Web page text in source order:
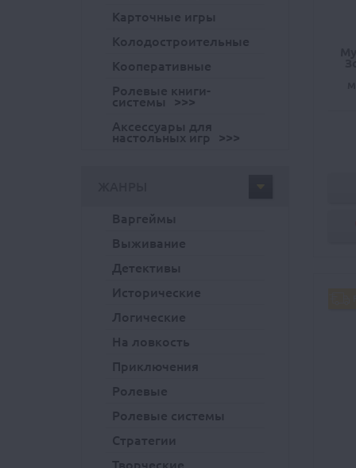
Карточные игры
Колодостроительные
Кооперативные
Ролевые книги-
системы
Аксессуары для
настольных игр
Варгеймы
Выживание
Детективы
Исторические
Логические
На ловкость
Приключения
Ролевые
Ролевые системы
Стратегии
Творческие